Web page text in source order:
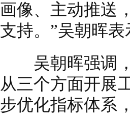
画像、主动推送
支持。”吴朝晖表
吴朝晖强调，
从三个方面开展
步优化指标体系